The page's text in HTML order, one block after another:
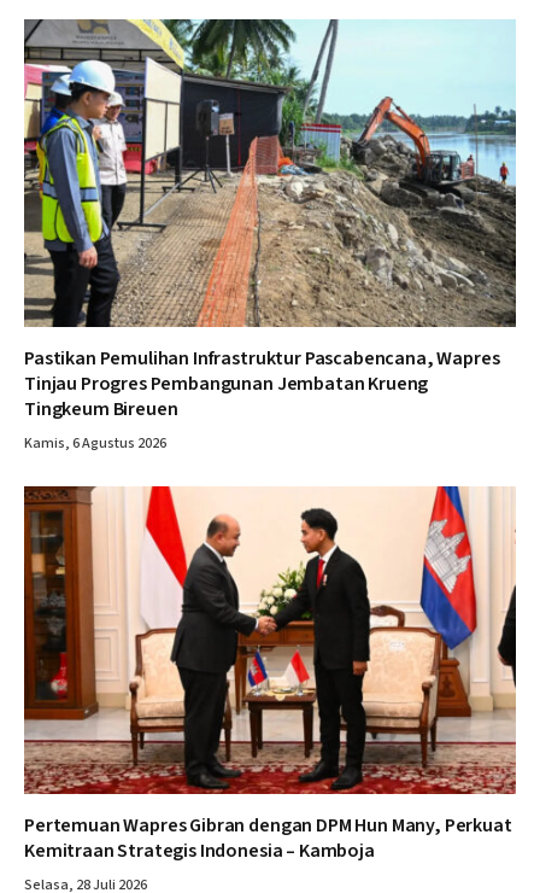
Pastikan Pemulihan Infrastruktur Pascabencana, Wapres
Tinjau Progres Pembangunan Jembatan Krueng
Tingkeum Bireuen
Kamis, 6 Agustus 2026
Pertemuan Wapres Gibran dengan DPM Hun Many, Perkuat
Kemitraan Strategis Indonesia – Kamboja
Selasa, 28 Juli 2026